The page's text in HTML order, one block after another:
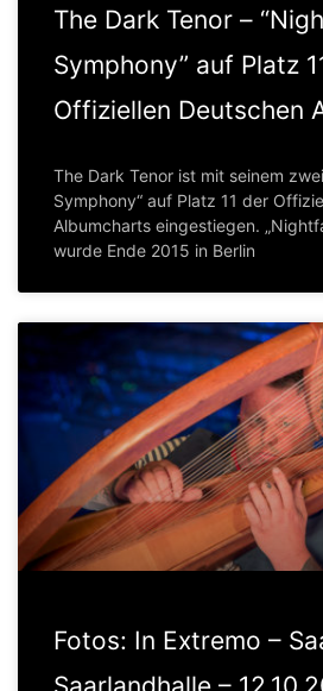
The Dark Tenor –
Symphony” auf Platz
Offiziellen Deutschen
The Dark Tenor ist mit seinem
Symphony“ auf Platz 11 der
Albumcharts eingestiegen.
wurde Ende 2015 in Berlin
Fotos: In Extremo –